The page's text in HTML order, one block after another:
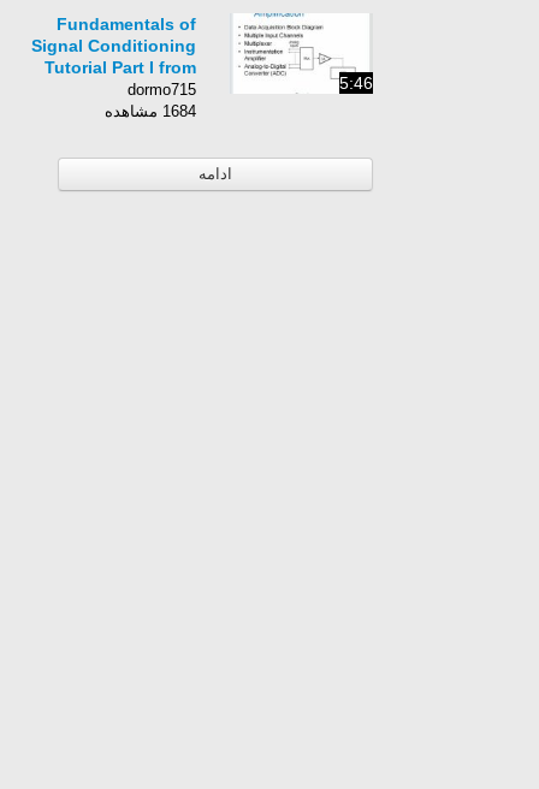
5:46
Fundamentals of
Signal Conditioning
Tutorial Part I from
Measurement
Computing
dormo715
1684 مشاهده
ادامه